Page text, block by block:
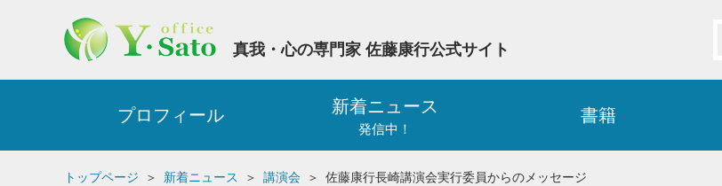
真我・心の専門家 佐藤康行公式サイト
プロフィール 新着ニュース
発信中！
書籍
トップページ 新着ニュース 講演会 佐藤康行長崎講演会実行委員からのメッセージ